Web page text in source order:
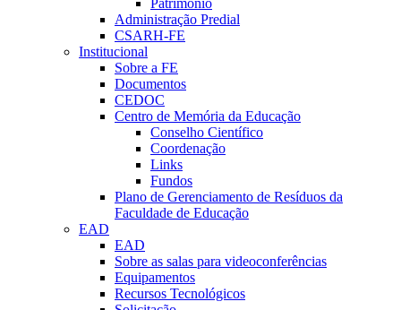
Patrimônio
Administração Predial
CSARH-FE
Institucional
Sobre a FE
Documentos
CEDOC
Centro de Memória da Educação
Conselho Científico
Coordenação
Links
Fundos
Plano de Gerenciamento de Resíduos da
Faculdade de Educação
EAD
EAD
Sobre as salas para videoconferências
Equipamentos
Recursos Tecnológicos